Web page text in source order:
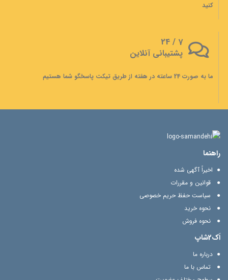
کنید
7 / 24
پشتیبانی آنلاین
ما به صورت 24 ساعته در هفته از طریق تیکت پاسخگو شما هستیم
راهنما
اخیراً آگهی شده
قوانین و مقررات
سیاست حفظ حریم خصوصی
نحوه خرید
نحوه فروش
اَک2شاپ
درباره ما
تماس با ما